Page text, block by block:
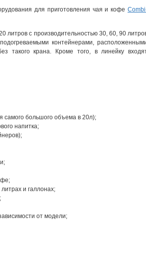
для приготовления чая и кофе
литров с производительностью 30, 60, 90
контейнерами,
такого крана. Кроме того, в линейку
самого большого объема в 20л);
напитка;
и галлонах;
от модели;